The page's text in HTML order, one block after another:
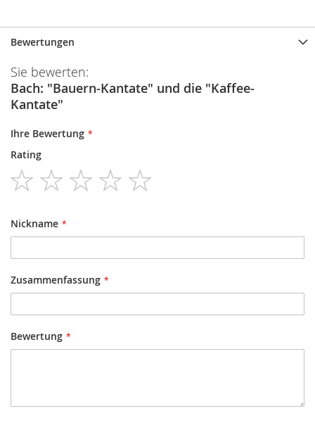
Bewertungen
Sie bewerten:
Bach: "Bauern-Kantate" und die "Kaffee-
Kantate"
Ihre Bewertung
Rating
1
star
2
stars
3
stars
4
stars
Nickname
Zusammenfassung
Bewertung